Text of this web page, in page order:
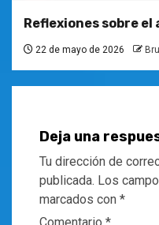
Reflexiones sobre el
22 de mayo de 2026
Deja una
Tu dirección de
publicada. Los
marcados con *
Comentario *